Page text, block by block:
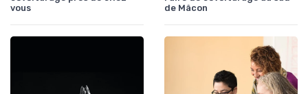
vous
de Mâcon